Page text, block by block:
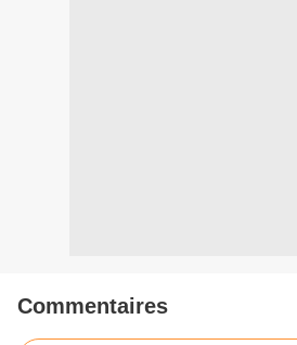
Commentaires